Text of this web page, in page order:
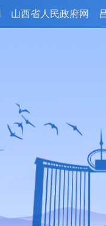
山西省人民政府网